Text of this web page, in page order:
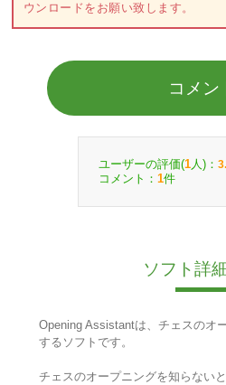
ウンロードをお願い致します。
コメン
ユーザーの評価(1 人)：
コメント： 1件
ソフト詳
Opening Assistantは、チェスのオ
するソフトです。
チェスのオープニングを知らない